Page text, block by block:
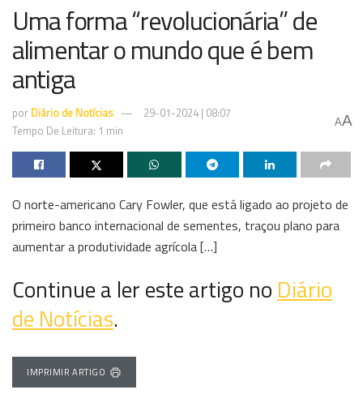
Uma forma “revolucionária” de
alimentar o mundo que é bem
antiga
por Diário de Notícias
29-01-2024 | 08:07
Tempo De Leitura: 1 min
AA
O norte-americano Cary Fowler, que está ligado ao projeto de
primeiro banco internacional de sementes, traçou plano para
aumentar a produtividade agrícola […]
Continue a ler este artigo noDiário
de Notícias.
IMPRIMIR ARTIGO